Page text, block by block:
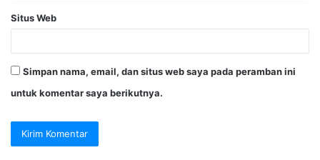
Situs Web
Simpan nama, email, dan situs web saya pada peramban ini
untuk komentar saya berikutnya.